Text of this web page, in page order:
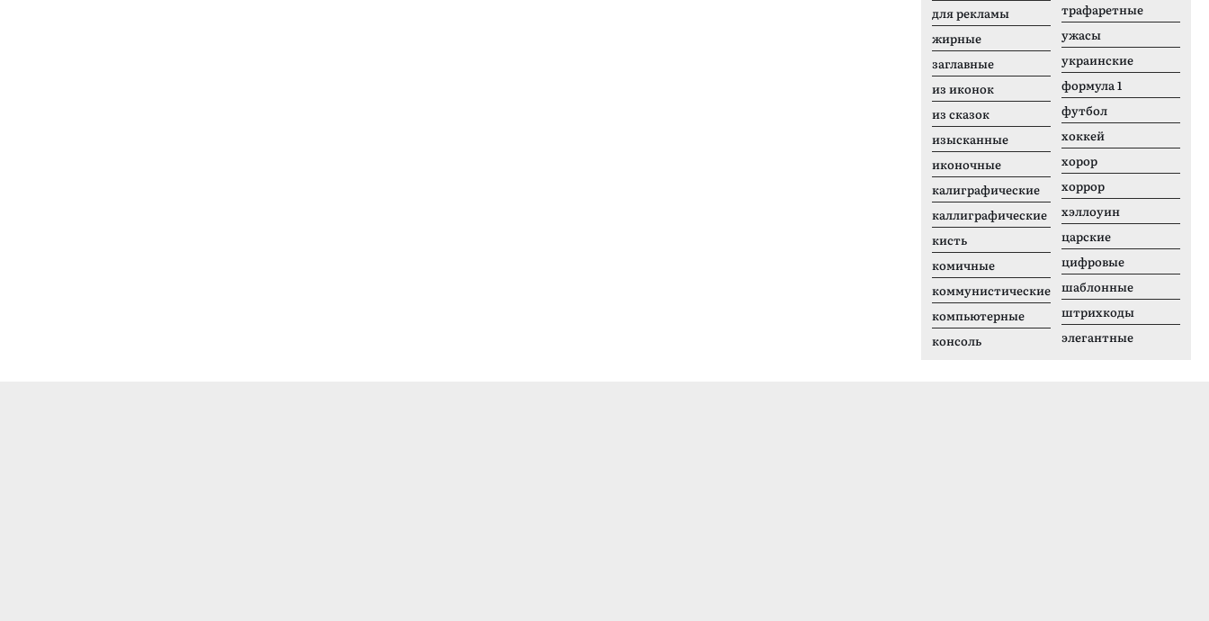
для рекламы
жирные
заглавные
из иконок
из сказок
изысканные
иконочные
калиграфические
каллиграфические
кисть
комичные
коммунистические
компьютерные
консоль
трафаретные
ужасы
украинские
формула 1
футбол
хоккей
хорор
хоррор
хэллоуин
царские
цифровые
шаблонные
штрихкоды
элегантные